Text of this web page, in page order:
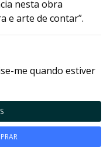
nesta obra
e arte de contar”.
me quando estiver